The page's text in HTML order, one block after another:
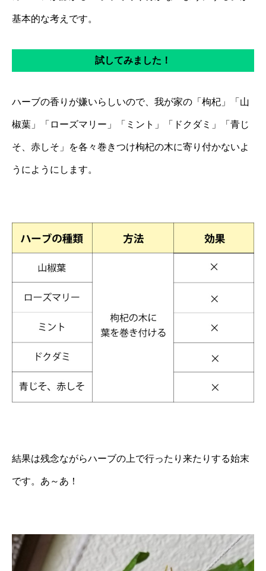
基本的な考えです。
試してみました！
ハーブの香りが嫌いらしいので、我が家の「枸杞」「山
椒葉」「ローズマリー」「ミント」「ドクダミ」「青じ
そ、赤しそ」を各々巻きつけ枸杞の木に寄り付かないよ
うにようにします。
結果は残念ながらハーブの上で行ったり来たりする始末
です。あ～あ！